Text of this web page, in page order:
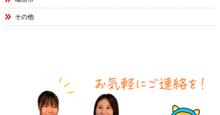
その他